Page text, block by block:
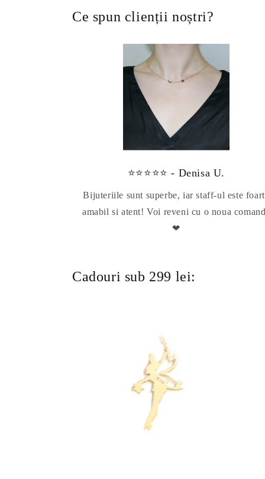
Ce spun clienții noștri?
⭐⭐⭐⭐⭐ - Denisa U.
Bijuteriile sunt superbe, iar staff-ul este
amabil si atent! Voi reveni cu o noua
❤
Cadouri sub 299 lei: